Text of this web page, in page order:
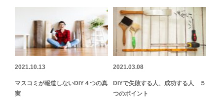
2021.10.13
マスコミが報道しないDIY４つの真
実
2021.03.08
DIYで失敗する人、成功する人 ５
つのポイント